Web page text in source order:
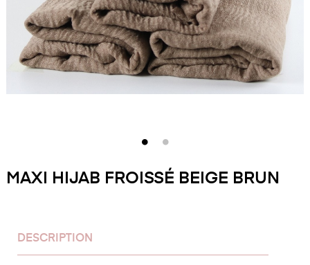
MAXI HIJAB FROISSÉ BEIGE BRUN
DESCRIPTION